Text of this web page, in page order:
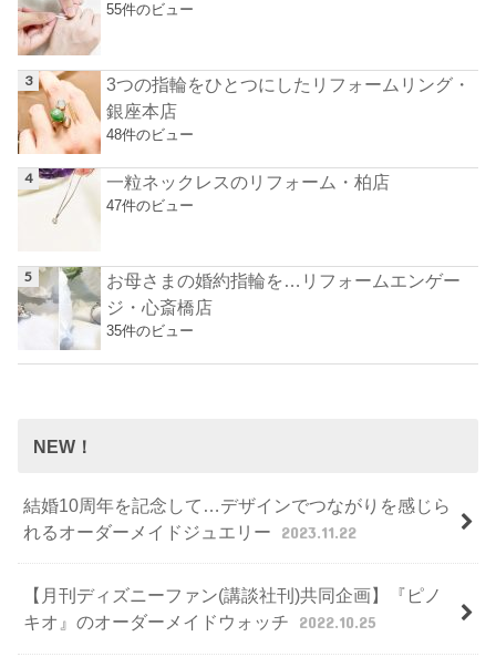
55件のビュー
3つの指輪をひとつにしたリフォームリング・
銀座本店
48件のビュー
一粒ネックレスのリフォーム・柏店
47件のビュー
お母さまの婚約指輪を…リフォームエンゲー
ジ・心斎橋店
35件のビュー
NEW！
結婚10周年を記念して…デザインでつながりを感じら
れるオーダーメイドジュエリー
2023.11.22
【月刊ディズニーファン(講談社刊)共同企画】『ピノ
キオ』のオーダーメイドウォッチ
2022.10.25